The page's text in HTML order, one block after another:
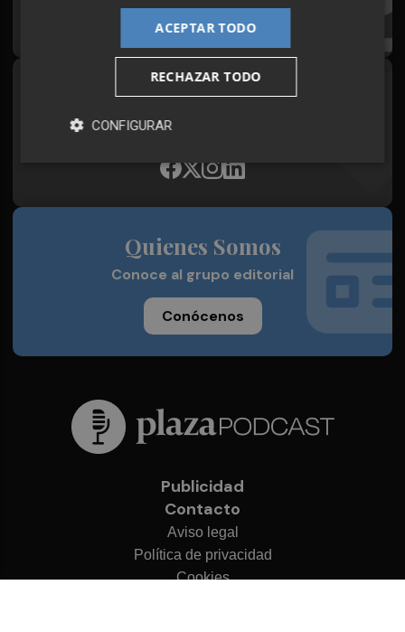
Síguenos en redes
Plaza Podcast, desde cualquier medio
Quienes Somos
Conoce al grupo editorial
Conócenos
Publicidad
Contacto
Aviso legal
Política de privacidad
Cookies
ACEPTAR TODO
RECHAZAR TODO
CONFIGURAR